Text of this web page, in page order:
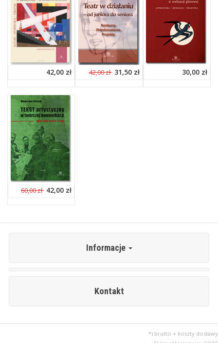
42,00 zł 42,00 zł 31,50 zł 30,00 zł
60,00 zł 42,00 zł
Informacje
Kontakt
*) brutto + koszty dostawy